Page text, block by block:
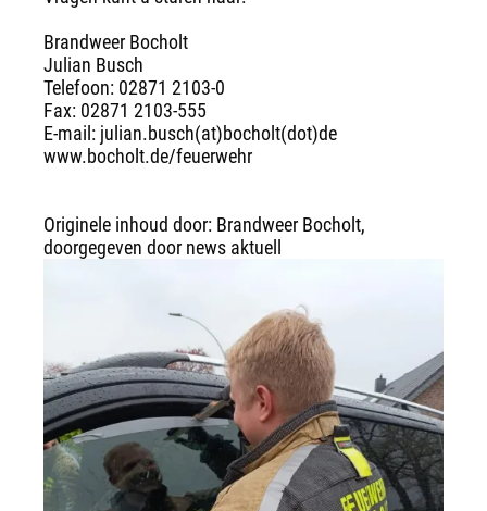
Brandweer Bocholt
Julian Busch
Telefoon: 02871 2103-0
Fax: 02871 2103-555
E-mail: julian.busch(at)bocholt(dot)de
www.bocholt.de/feuerwehr
Originele inhoud door: Brandweer Bocholt,
doorgegeven door news aktuell